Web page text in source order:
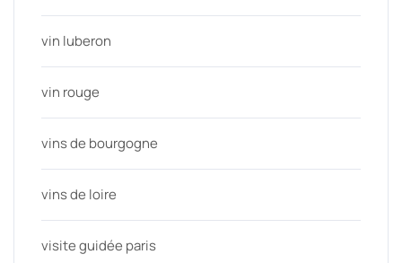
vin luberon
vin rouge
vins de bourgogne
vins de loire
visite guidée paris